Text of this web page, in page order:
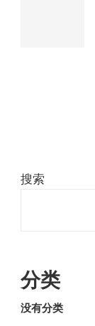
搜索
分类
没有分类